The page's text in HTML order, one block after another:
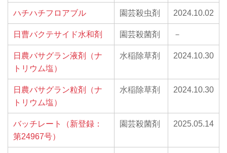
ハチハチフロアブル 園芸殺虫剤 2024.10.02
日曹バクテサイド水和剤 園芸殺菌剤 －
日農バサグラン液剤（ナ
トリウム塩）
水稲除草剤 2024.10.30
日農バサグラン粒剤（ナ
トリウム塩）
水稲除草剤 2024.10.30
バッチレート（新登録：
第24967号）
園芸殺菌剤 2025.05.14